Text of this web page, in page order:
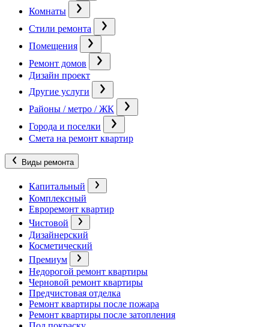
Комнаты
Стили ремонта
Помещения
Ремонт домов
Дизайн проект
Другие услуги
Районы / метро / ЖК
Города и поселки
Смета на ремонт квартир
Виды ремонта
Капитальный
Комплексный
Евроремонт квартир
Чистовой
Дизайнерский
Косметический
Премиум
Недорогой ремонт квартиры
Черновой ремонт квартиры
Предчистовая отделка
Ремонт квартиры после пожара
Ремонт квартиры после затопления